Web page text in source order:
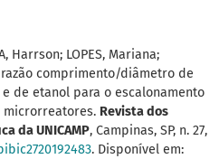
Harrson; LOPES, Mariana;
razão comprimento/diâmetro de
de etanol para o escalonamento
Revista dos
da UNICAMP, Campinas, SP, n. 27,
. Disponível em: